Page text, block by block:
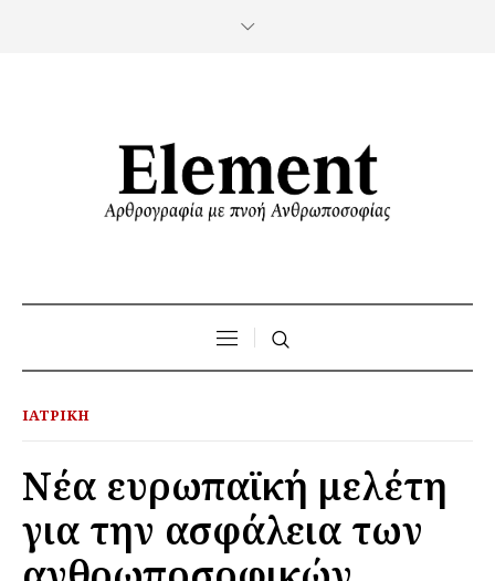
ΙΑΤΡΙΚΉ
Νέα ευρωπαϊκή μελέτη
για την ασφάλεια των